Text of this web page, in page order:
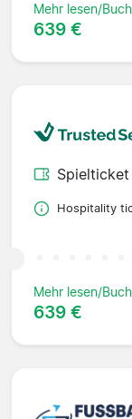
Mehr lesen/
639 €
Hospitality
Mehr lesen/
639 €